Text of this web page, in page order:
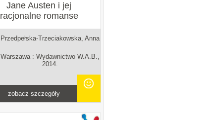
Jane Austen i jej
racjonalne romanse
Przedpełska-Trzeciakowska, Anna
Warszawa : Wydawnictwo W.A.B.,
2014.
zobacz szczegóły